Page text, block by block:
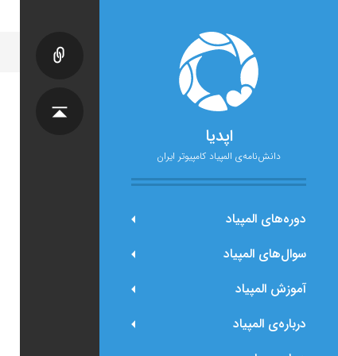
اپدیا
دانش‌نامه‌ی المپیاد کامپیوتر ایران
دوره‌های المپیاد
سوال‌های المپیاد
آموزش المپیاد
درباره‌ی المپیاد